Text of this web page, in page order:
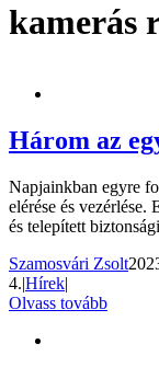
kamerás
Három az
Napjainkban egyre
elérése és
és telepített
Szamosvári Zsolt
4.|Hírek|
Olvass tovább